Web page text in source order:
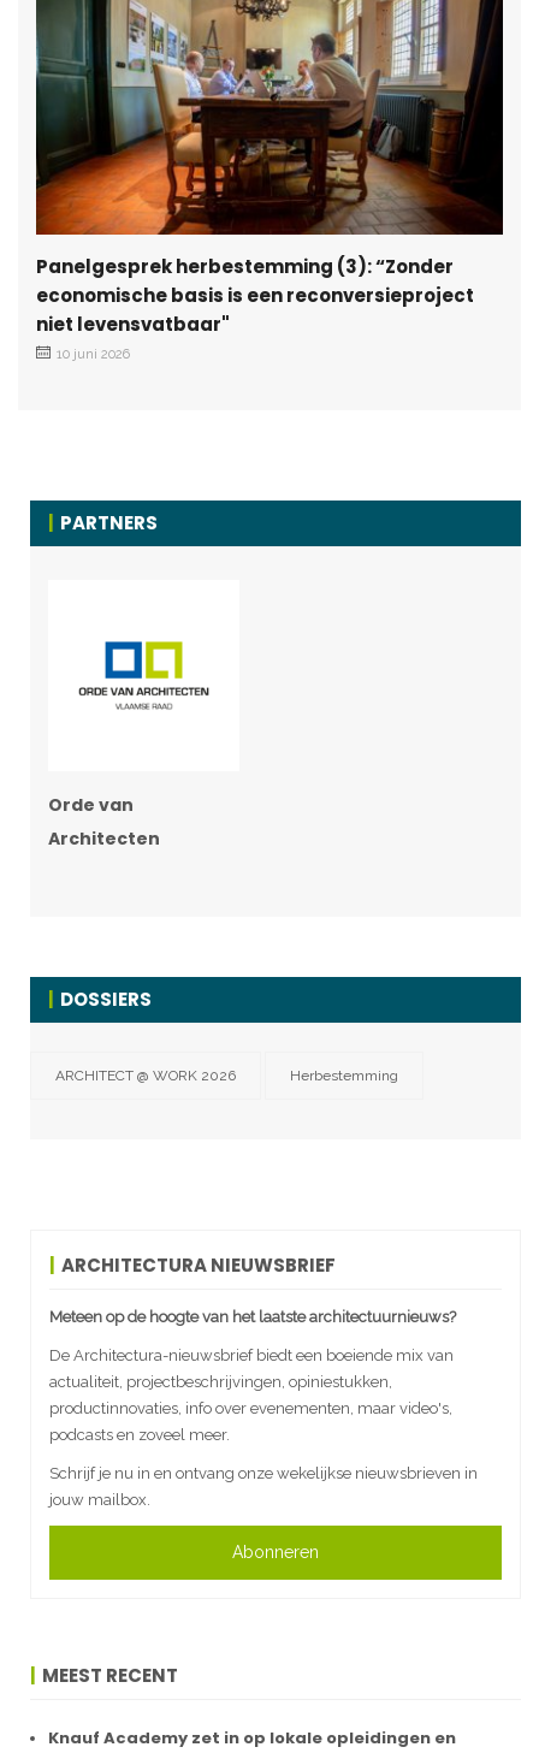
Panelgesprek herbestemming (3): “Zonder
economische basis is een reconversieproject
niet levensvatbaar"
10 juni 2026
PARTNERS
Orde van
Architecten
DOSSIERS
ARCHITECT @ WORK 2026 Herbestemming
ARCHITECTURA NIEUWSBRIEF
Meteen op de hoogte van het laatste architectuurnieuws?
De Architectura-nieuwsbrief biedt een boeiende mix van
actualiteit, projectbeschrijvingen, opiniestukken,
productinnovaties, info over evenementen, maar video's,
podcasts en zoveel meer.
Schrijf je nu in en ontvang onze wekelijkse nieuwsbrieven in
jouw mailbox.
Abonneren
MEEST RECENT
Knauf Academy zet in op lokale opleidingen en